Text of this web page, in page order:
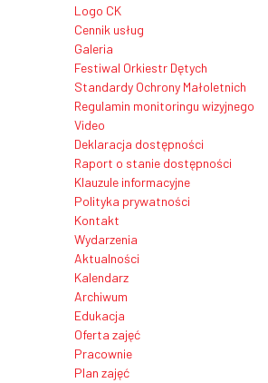
Logo CK
Cennik usług
Galeria
Festiwal Orkiestr Dętych
Standardy Ochrony Małoletnich
Regulamin monitoringu wizyjnego
Video
Deklaracja dostępności
Raport o stanie dostępności
Klauzule informacyjne
Polityka prywatności
Kontakt
Wydarzenia
Aktualności
Kalendarz
Archiwum
Edukacja
Oferta zajęć
Pracownie
Plan zajęć